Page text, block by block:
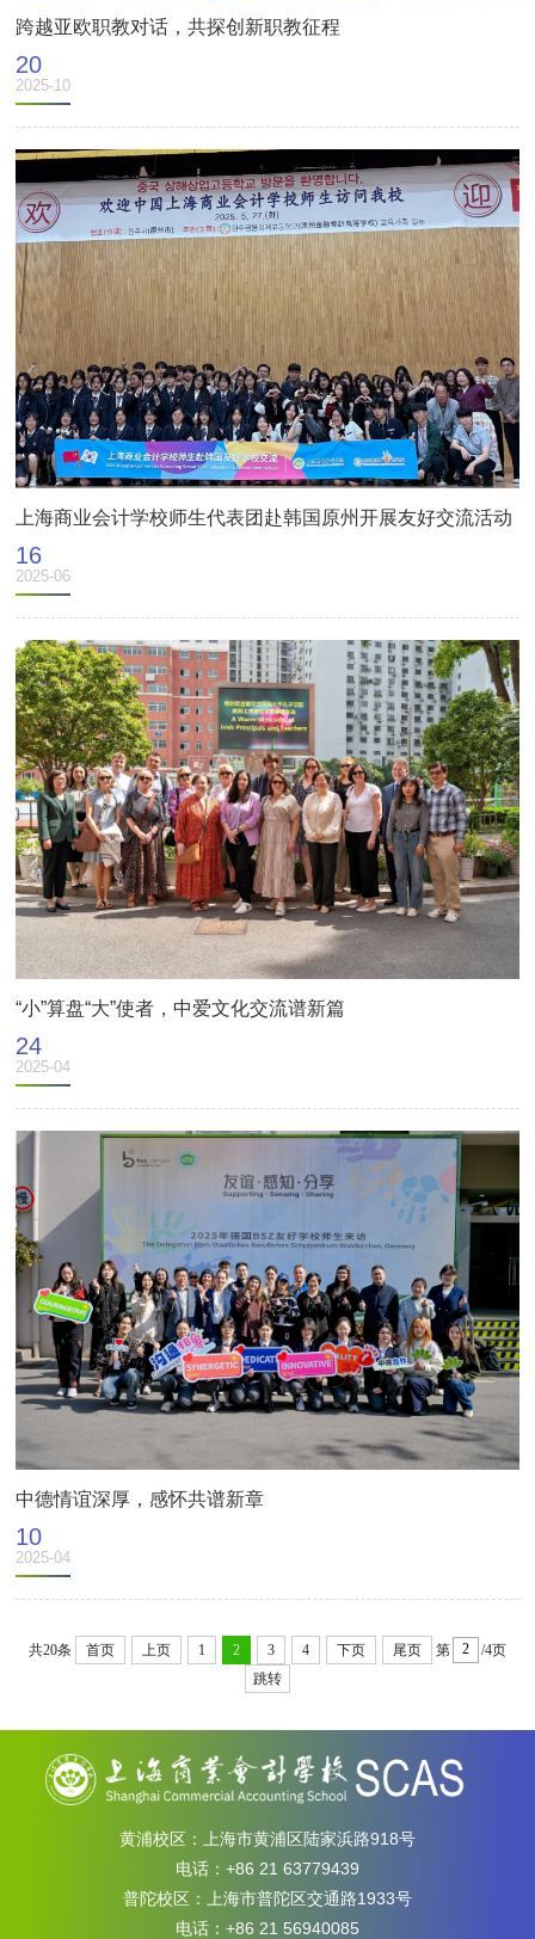
跨越亚欧职教对话，共探创新职教征程
20
2025-10
上海商业会计学校师生代表团赴韩国原州开展友好交流活动
16
2025-06
“小”算盘“大”使者，中爱文化交流谱新篇
24
2025-04
中德情谊深厚，感怀共谱新章
10
2025-04
共20条 首页 上页 1 2 3 4 下页 尾页 第
/4页
跳转
黄浦校区：上海市黄浦区陆家浜路918号
电话：+86 21 63779439
普陀校区：上海市普陀区交通路1933号
电话：+86 21 56940085